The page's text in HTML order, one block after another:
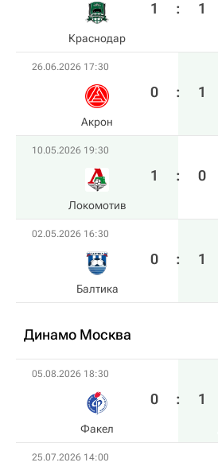
Краснодар
1 : 1
26.06.2026 17:30
Акрон
0 : 1
10.05.2026 19:30
Локомотив
1 : 0
02.05.2026 16:30
Балтика
0 : 1
Динамо Москва
05.08.2026 18:30
Факел
0 : 1
25.07.2026 14:00